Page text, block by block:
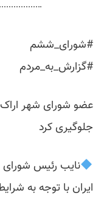
#شورای_ششم
#گزارش_به_مردم
عضو شورای شهر
جلوگیری کرد
نایب رئیس شورای
ایران با توجه به